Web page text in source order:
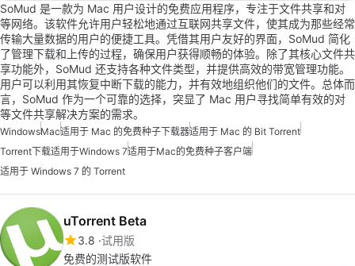
SoMud 是一款为 Mac 用户设计的免费应用程序，专注于文件共享和对
等网络。该软件允许用户轻松地通过互联网共享文件，使其成为那些经常
传输大量数据的用户的便捷工具。凭借其用户友好的界面，SoMud 简化
了管理下载和上传的过程，确保用户获得顺畅的体验。除了其核心文件共
享功能外，SoMud 还支持各种文件类型，并提供高效的带宽管理功能。
用户可以利用其恢复中断下载的能力，并有效地组织他们的文件。总体而
言，SoMud 作为一个可靠的选择，突显了 Mac 用户寻找简单有效的对
等文件共享解决方案的需求。
WindowsMac适用于 Mac 的免费种子下载器适用于 Mac 的 Bit Torrent
Torrent下载适用于Windows 7适用于Mac的免费种子客户端
适用于 Windows 7 的 Torrent
uTorrent Beta
3.8 试用版
免费的测试版软件